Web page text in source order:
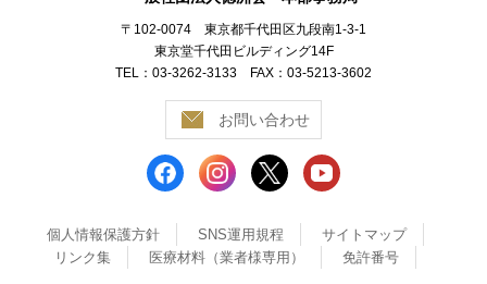
〒102-0074 東京都千代田区九段南1-3-1
東京堂千代田ビルディング14F
TEL：03-3262-3133 FAX：03-5213-3602
お問い合わせ
個人情報保護方針 SNS運用規程
サイトマップ
リンク集
医療材料（業者様専用） 免許番号